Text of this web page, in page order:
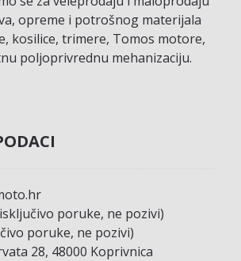
opreme i potrošnog materijala
kosilice, trimere, Tomos motore,
poljoprivrednu mehanizaciju.
poruke, ne pozivi)
poruke, ne pozivi)
28, 48000 Koprivnica